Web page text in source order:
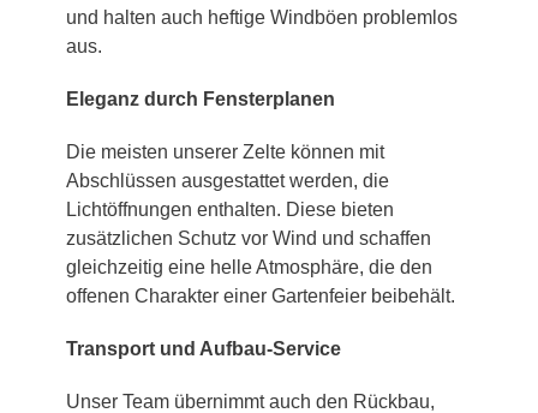
und halten auch heftige Windböen problemlos
aus.
Eleganz durch Fensterplanen
Die meisten unserer Zelte können mit
Abschlüssen ausgestattet werden, die
Lichtöffnungen enthalten. Diese bieten
zusätzlichen Schutz vor Wind und schaffen
gleichzeitig eine helle Atmosphäre, die den
offenen Charakter einer Gartenfeier beibehält.
Transport und Aufbau-Service
Unser Team übernimmt auch den Rückbau,